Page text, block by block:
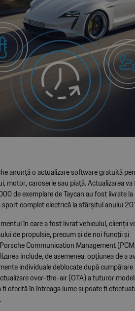
anunță o actualizare software gratuită
motor, caroserie sau piață. Actualizarea
de exemplare de Taycan au fost livrate
sport complet electrică la sfârșitul anului
în care a fost livrat vehiculul, clienții
de propulsie, precum și de noi funcții și
Communication Management
include, de asemenea, opțiunea de a
individuale deblocate după
over-the-air (OTA) a tuturor
oferită în întreaga lume și poate fi